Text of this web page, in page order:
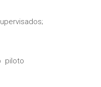
piloto